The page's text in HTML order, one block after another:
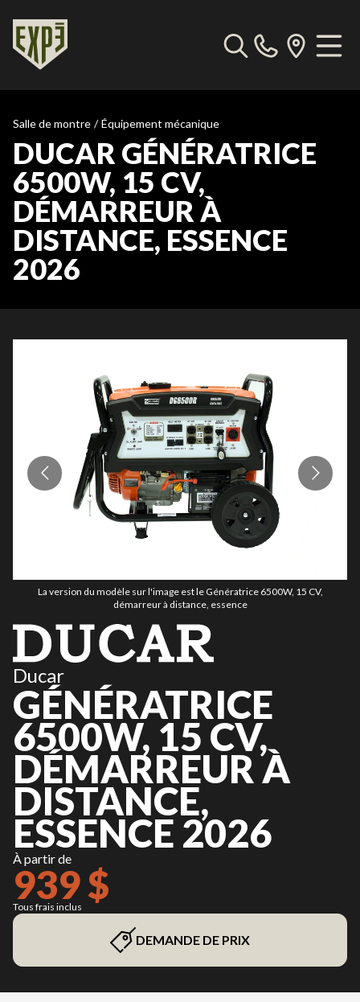
Salle de montre / Équipement mécanique
DUCAR GÉNÉRATRICE
6500W, 15 CV,
DÉMARREUR À
DISTANCE, ESSENCE
2026
La version du modèle sur l'image est le Génératrice 6500W, 15 CV,
démarreur à distance, essence
Ducar
GÉNÉRATRICE
6500W, 15 CV,
DÉMARREUR À
DISTANCE,
ESSENCE 2026
À partir de
939 $
Tous frais inclus
DEMANDE DE PRIX